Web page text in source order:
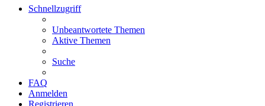
Schnellzugriff
Unbeantwortete Themen
Aktive Themen
Suche
FAQ
Anmelden
Registrieren